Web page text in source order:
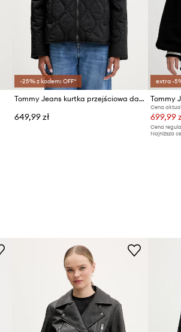
-25% z kodem: OFF*
Tommy Jeans kurtka przejściowa damska
649,99 zł
extra -
Cena
699,99
Cena
Najniższa